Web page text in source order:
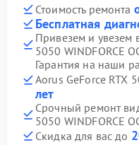
Стоимость ремонта
Бесплатная
Привезем и увезем
5050 WINDFORCE
Гарантия на наши
Aorus GeForce RTX
лет
Срочный ремонт
5050 WINDFORCE
Скидка для вас до